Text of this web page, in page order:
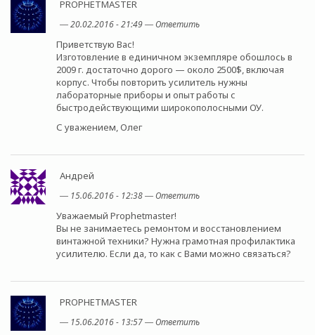
PROPHETMASTER
―20.02.2016 - 21:49―Ответить
Приветствую Вас!
Изготовление в единичном экземпляре обошлось в
2009 г. достаточно дорого — около 2500$, включая
корпус. Чтобы повторить усилитель нужны
лабораторные приборы и опыт работы с
быстродействующими широкополосными ОУ.
С уважением, Олег
Андрей
― 15.06.2016 - 12:38―Ответить
Уважаемый Prophetmaster!
Вы не занимаетесь ремонтом и восстановлением
винтажной техники? Нужна грамотная профилактика
усилителю. Если да, то как с Вами можно связаться?
PROPHETMASTER
― 15.06.2016 - 13:57―Ответить